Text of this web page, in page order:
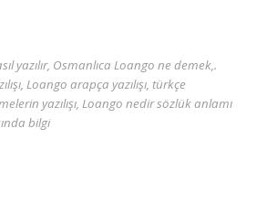
yazılır, Osmanlıca Loango ne demek,.
Loango arapça yazılışı, türkçe
yazılışı, Loango nedir sözlük anlamı
bilgi